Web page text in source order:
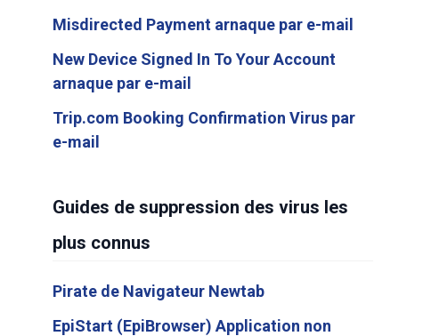
Misdirected Payment arnaque par e-mail
New Device Signed In To Your Account
arnaque par e-mail
Trip.com Booking Confirmation Virus par
e-mail
Guides de suppression des virus les
plus connus
Pirate de Navigateur Newtab
EpiStart (EpiBrowser) Application non